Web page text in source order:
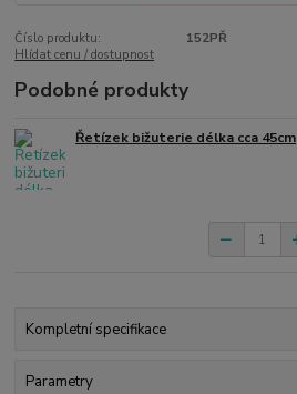
Číslo produktu:
152PŘ
Hlídat cenu / dostupnost
Podobné produkty
Řetízek bižuterie délka cca 45cm
Kompletní specifikace
Parametry